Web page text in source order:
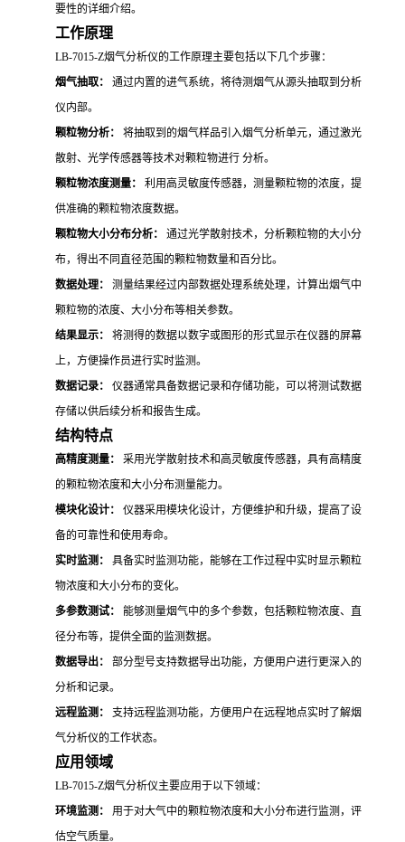
要性的详细介绍。
工作原理
LB-7015-Z烟气分析仪的工作原理主要包括以下几个步骤：
烟气抽取：
通过内置的进气系统，将待测烟气从源头抽取到分析
仪内部。
颗粒物分析：
将抽取到的烟气样品引入烟气分析单元，通过激光
散射、光学传感器等技术对颗粒物进行 分析。
颗粒物浓度测量：
利用高灵敏度传感器，测量颗粒物的浓度，提
供准确的颗粒物浓度数据。
颗粒物大小分布分析：
通过光学散射技术，分析颗粒物的大小分
布，得出不同直径范围的颗粒物数量和百分比。
数据处理：
测量结果经过内部数据处理系统处理，计算出烟气中
颗粒物的浓度、大小分布等相关参数。
结果显示：
将测得的数据以数字或图形的形式显示在仪器的屏幕
上，方便操作员进行实时监测。
数据记录：
仪器通常具备数据记录和存储功能，可以将测试数据
存储以供后续分析和报告生成。
结构特点
高精度测量：
采用光学散射技术和高灵敏度传感器，具有高精度
的颗粒物浓度和大小分布测量能力。
模块化设计：
仪器采用模块化设计，方便维护和升级，提高了设
备的可靠性和使用寿命。
实时监测：
具备实时监测功能，能够在工作过程中实时显示颗粒
物浓度和大小分布的变化。
多参数测试：
能够测量烟气中的多个参数，包括颗粒物浓度、直
径分布等，提供全面的监测数据。
数据导出：
部分型号支持数据导出功能，方便用户进行更深入的
分析和记录。
远程监测：
支持远程监测功能，方便用户在远程地点实时了解烟
气分析仪的工作状态。
应用领域
LB-7015-Z烟气分析仪主要应用于以下领域：
环境监测：
用于对大气中的颗粒物浓度和大小分布进行监测，评
估空气质量。